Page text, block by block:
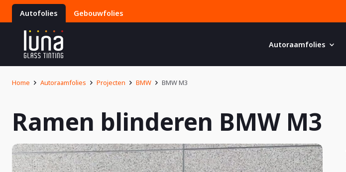
Autofolies Gebouwfolies
Autoraamfolies
Home Autoraamfolies Projecten BMW BMW M3
Ramen blinderen BMW M3